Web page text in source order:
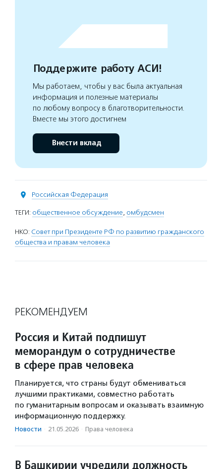
Поддержите работу АСИ!
Мы работаем, чтобы у вас была актуальная
информация и полезные материалы
по любому вопросу в благотворительности.
Вместе мы этого достигнем
Внести вклад
Российская Федерация
ТЕГИ: общественное обсуждение, омбудсмен
НКО: Совет при Президенте РФ по развитию гражданского
общества и правам человека
РЕКОМЕНДУЕМ
Россия и Китай подпишут
меморандум о сотрудничестве
в сфере прав человека
Планируется, что страны будут обмениваться
лучшими практиками, совместно работать
по гуманитарным вопросам и оказывать взаимную
информационную поддержку.
Новости · 21.05.2026 · Права человека
В Башкирии учредили должность